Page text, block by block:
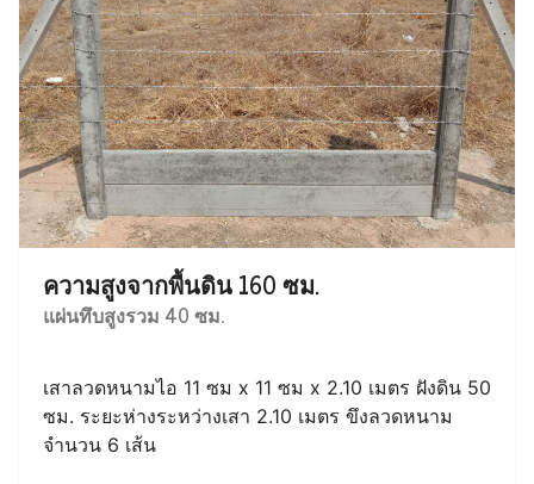
ความสูงจากพื้นดิน 160 ซม.
แผ่นทึบสูงรวม 40 ซม.
เสาลวดหนามไอ 11 ซม x 11 ซม x 2.10 เมตร ฝังดิน 50
ซม. ระยะห่างระหว่างเสา 2.10 เมตร ขึงลวดหนาม
จำนวน 6 เส้น